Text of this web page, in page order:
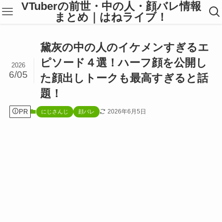
VTuberの前世・中の人・顔バレ情報
まとめ｜はねライブ！
黛灰の中の人のイケメンすぎるエ
ピソード４選！ハーフ顔を公開し
た顔出しトークも最高すぎると話
題！
2026
6/05
PR にじさんじ 顔バレ 2026年6月5日